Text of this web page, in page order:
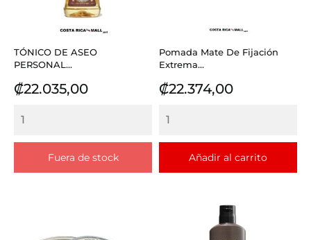
TÓNICO DE ASEO
PERSONAL...
Precio
₡22.035,00
Fuera de stock
Pomada Mate De Fijación
Extrema...
Precio
₡22.374,00
Añadir al carrito